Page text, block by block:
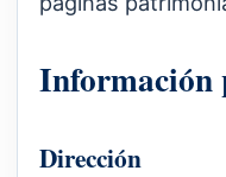
Información
Dirección